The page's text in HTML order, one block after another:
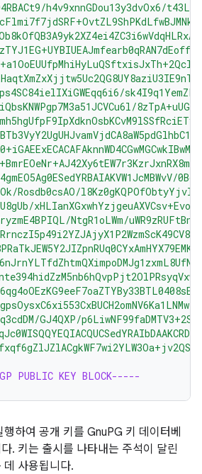
h4v9xnnGDou13y3dvOx6/
Rosdb0csAO/
NtgR1oLWm/
GJ4QXP/
PUBLIC KEY BLOCK-----
하여 공개 키를 GnuPG 키 데이터베
. 키는 출시를 나타내는 주석이 달린
데 사용됩니다.